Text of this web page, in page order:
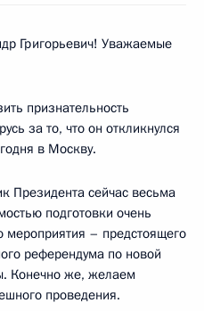
Григорьевич! Уважаемые
признательность
за то, что он откликнулся
в Москву.
Президента сейчас весьма
подготовки очень
мероприятия – предстоящего
референдума по новой
Конечно же, желаем
проведения.